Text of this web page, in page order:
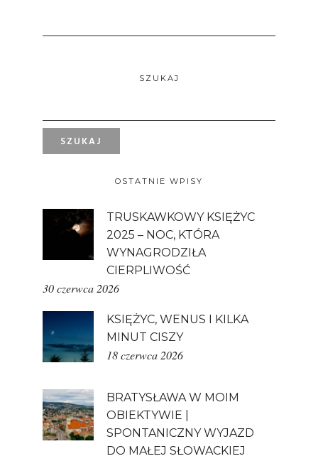
SZUKAJ
OSTATNIE WPISY
TRUSKAWKOWY KSIĘŻYC
2025 – NOC, KTÓRA
WYNAGRODZIŁA
CIERPLIWOŚĆ
30 czerwca 2026
KSIĘŻYC, WENUS I KILKA
MINUT CISZY
18 czerwca 2026
BRATYSŁAWA W MOIM
OBIEKTYWIE |
SPONTANICZNY WYJAZD
DO MAŁEJ SŁOWACKIEJ